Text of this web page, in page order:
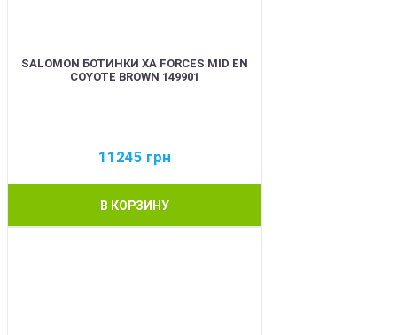
SALOMON БОТИНКИ XA FORCES MID EN
COYOTE BROWN 149901
11245 грн
В КОРЗИНУ